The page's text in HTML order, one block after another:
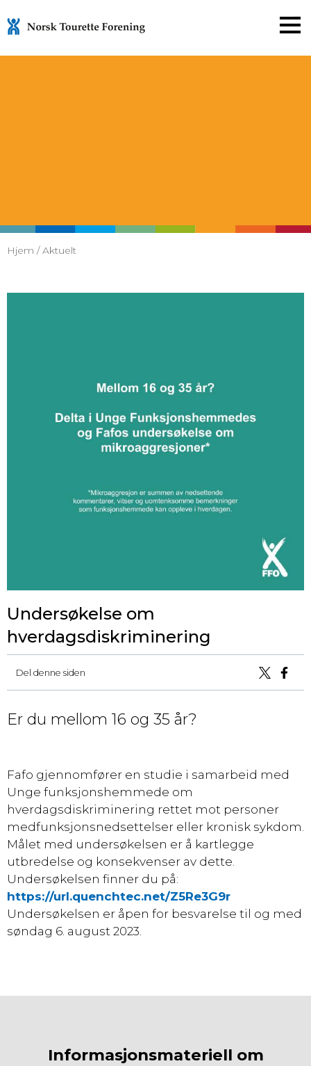
Hjem /Aktuelt
Undersøkelse om
hverdagsdiskriminering
Del denne siden
Er du mellom 16 og 35 år?
Fafo gjennomfører en studie i samarbeid med
Unge funksjonshemmede om
hverdagsdiskriminering rettet mot personer
medfunksjonsnedsettelser eller kronisk sykdom.
Målet med undersøkelsen er å kartlegge
utbredelse og konsekvenser av dette.
Undersøkelsen finner du på:
https://url.quenchtec.net/Z5Re3G9r
Undersøkelsen er åpen for besvarelse til og med
søndag 6. august 2023.
Informasjonsmateriell om